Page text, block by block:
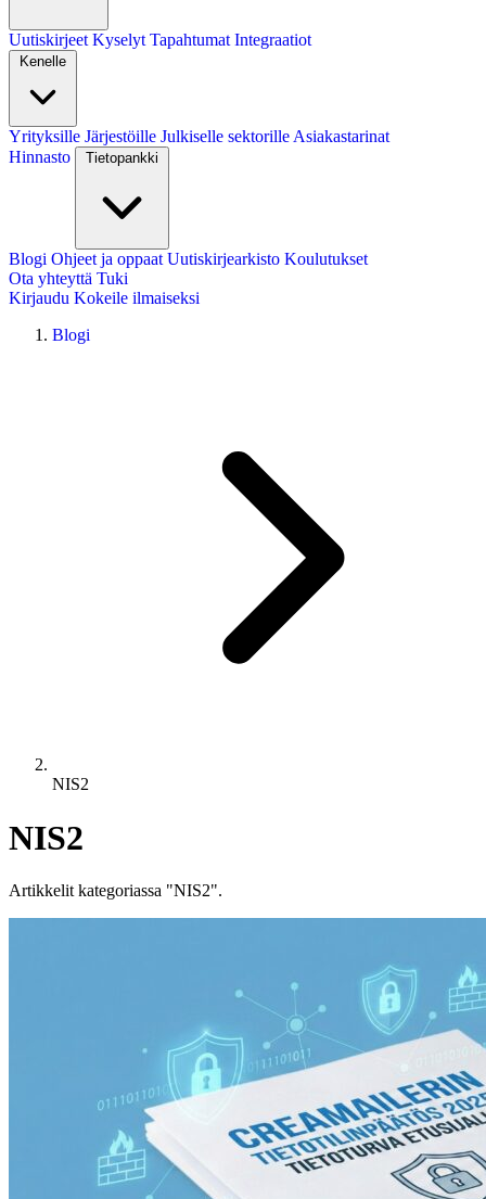
Uutiskirjeet Kyselyt Tapahtumat Integraatiot
Kenelle
Yrityksille Järjestöille Julkiselle sektorille Asiakastarinat
Hinnasto
Tietopankki
Blogi Ohjeet ja oppaat Uutiskirjearkisto Koulutukset
Ota yhteyttä Tuki
Kirjaudu Kokeile ilmaiseksi
Blogi
NIS2
NIS2
Artikkelit kategoriassa "NIS2".